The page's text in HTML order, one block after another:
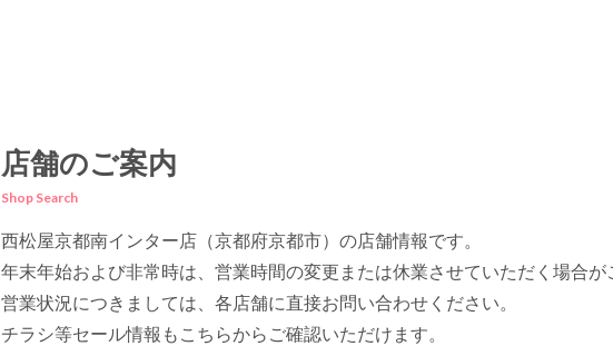
店舗のご案内
Shop Search
西松屋京都南インター店（京都府京都市）の店舗情報です。
年末年始および非常時は、営業時間の変更または休業させていただく場合が
営業状況につきましては、各店舗に直接お問い合わせください。
チラシ等セール情報もこちらからご確認いただけます。